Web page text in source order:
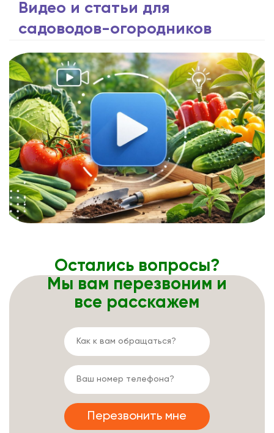
Видео и статьи для
садоводов-огородников
Остались вопросы?
Мы вам перезвоним и
все расскажем